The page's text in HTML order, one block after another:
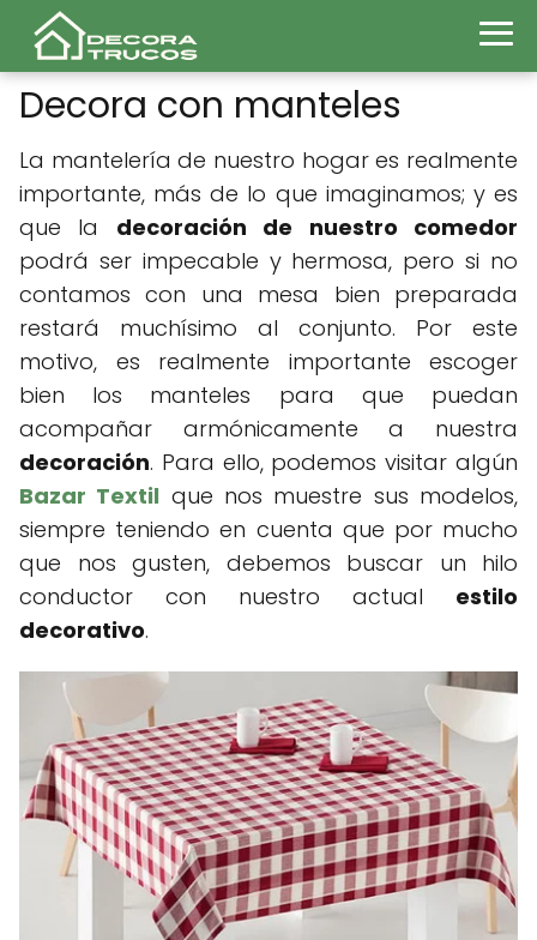
Decora con manteles
La mantelería de nuestro hogar es realmente
importante, más de lo que imaginamos; y es
que la decoración de nuestro comedor
podrá ser impecable y hermosa, pero si no
contamos con una mesa bien preparada
restará muchísimo al conjunto. Por este
motivo, es realmente importante escoger
bien los manteles para que puedan
acompañar armónicamente a nuestra
decoración. Para ello, podemos visitar algún
Bazar Textil que nos muestre sus modelos,
siempre teniendo en cuenta que por mucho
que nos gusten, debemos buscar un hilo
conductor con nuestro actual estilo
decorativo.